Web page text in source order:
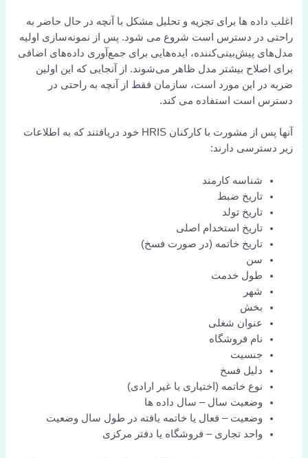
اغلب داده ها برای تجزیه و تحلیل مشکل با آنچه در حال حاضر به
راحتی در دسترس است شروع می شود. پس از نمونه‌سازی اولیه
مدل‌های پیش‌بینی‌کننده، ایده‌هایی برای جمع‌آوری داده‌های اضافی
برای اصلاح بیشتر مدل ظاهر می‌شوند. از آنجایی که این اولین
ضربه در این مورد است، سازمان فقط از آنچه به راحتی در
دسترس است استفاده می کند.
آنها پس از مشورت با کارکنان HRIS خود دریافتند که به اطلاعات
زیر دسترسی دارند:
شناسه کارمند
تاریخ ضبط
تاریخ تولد
تاریخ استخدام اصلی
تاریخ خاتمه (در صورت فسخ)
سن
طول خدمت
شهر
بخش
عنوان شغلی
نام فروشگاه
جنسیت
دلیل فسخ
نوع خاتمه (اختیاری یا غیر ارادی)
وضعیت سال – سال داده ها
وضعیت – فعال یا خاتمه یافته در طول سال وضعیت
واحد تجاری – فروشگاه یا دفتر مرکزی